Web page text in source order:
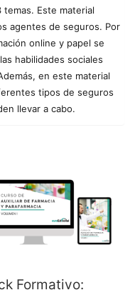
Este material
agentes de seguros. Por
online y papel se
habilidades sociales
en este material
tipos de seguros
llevar a cabo.
Formativo: